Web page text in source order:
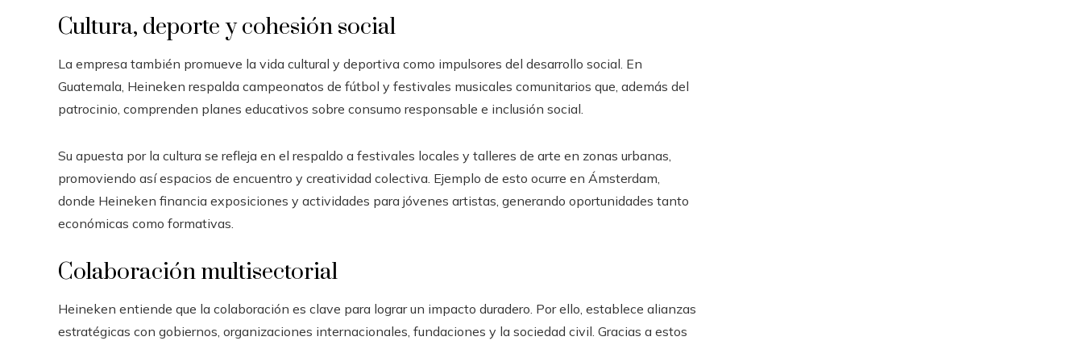
Cultura, deporte y cohesión social
La empresa también promueve la vida cultural y deportiva como impulsores del desarrollo social. En
Guatemala, Heineken respalda campeonatos de fútbol y festivales musicales comunitarios que, además del
patrocinio, comprenden planes educativos sobre consumo responsable e inclusión social.
Su apuesta por la cultura se refleja en el respaldo a festivales locales y talleres de arte en zonas urbanas,
promoviendo así espacios de encuentro y creatividad colectiva. Ejemplo de esto ocurre en Ámsterdam,
donde Heineken financia exposiciones y actividades para jóvenes artistas, generando oportunidades tanto
económicas como formativas.
Colaboración multisectorial
Heineken entiende que la colaboración es clave para lograr un impacto duradero. Por ello, establece alianzas
estratégicas con gobiernos, organizaciones internacionales, fundaciones y la sociedad civil. Gracias a estos